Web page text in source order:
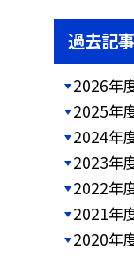
過去記事
2026年
2025年
2024年
2023年
2022年
2021年
2020年